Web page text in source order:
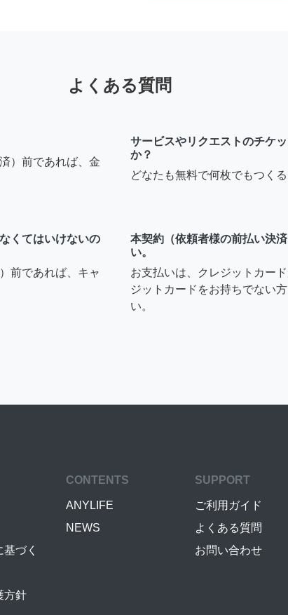
よくある質問
）前であれば、金
サービスやリクエストのチケ
か？
どなたも無料で何枚でもつく
くてはいけないの
前であれば、キャ
本契約（依頼者様の前払い決
い。
お支払いは、クレジットカー
ジットカードをお持ちでない
い。
づく
方針
CONTENTS
ANYLIFE
NEWS
SUPPORT
ご利用ガイド
よくある質問
お問い合わせ